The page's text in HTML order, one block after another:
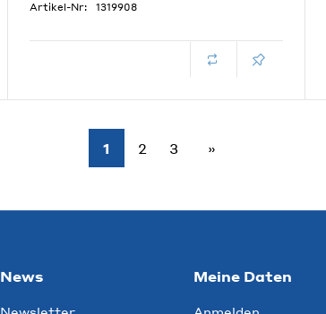
Artikel-Nr:
1319908
1 2 3
News Meine Daten